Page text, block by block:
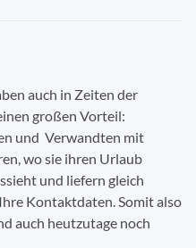
auch in Zeiten der
großen Vorteil:
und Verwandten mit
wo sie ihren Urlaub
und liefern gleich
Kontaktdaten. Somit also
auch heutzutage noch